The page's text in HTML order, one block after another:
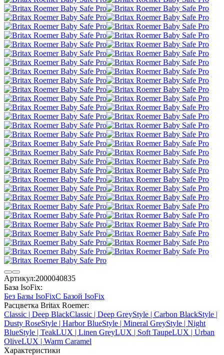
Артикул:2000040835
База IsoFix:
Без Базы IsoFixС Базой IsoFix
Расцветка Britax Roemer:
Classic | Deep BlackClassic | Deep GreyStyle | Carbon BlackStyle |
Dusty RoseStyle | Harbor BlueStyle | Mineral GreyStyle | Night
BlueStyle | TeakLUX | Linen GreyLUX | Soft TaupeLUX | Urban
OliveLUX | Warm Caramel
Характеристики